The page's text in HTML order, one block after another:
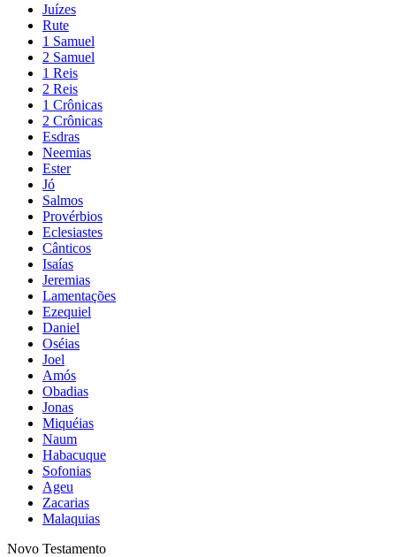
Juízes
Rute
1 Samuel
2 Samuel
1 Reis
2 Reis
1 Crônicas
2 Crônicas
Esdras
Neemias
Ester
Jó
Salmos
Provérbios
Eclesiastes
Cânticos
Isaías
Jeremias
Lamentações
Ezequiel
Daniel
Oséias
Joel
Amós
Obadias
Jonas
Miquéias
Naum
Habacuque
Sofonias
Ageu
Zacarias
Malaquias
Novo Testamento